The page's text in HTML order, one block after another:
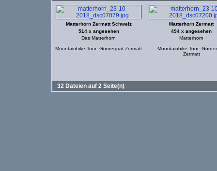
Matterhorn Zermatt Schweiz
514 x angesehen
Das Matterhorn
Mountainbike Tour: Gornergrat Zermatt
Matterhorn Zermatt
494 x angesehen
Matterhorn
Mountainbike Tour:
Zermatt
32 Dateien auf 2 Seite(n)